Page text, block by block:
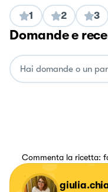
1 2 3
Domande e
Commenta la ricetta: